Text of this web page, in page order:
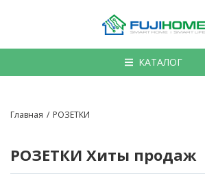
КАТАЛОГ
Главная РОЗЕТКИ
РОЗЕТКИ Хиты продаж